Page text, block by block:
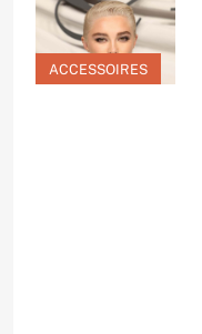
ACCESSOIRES